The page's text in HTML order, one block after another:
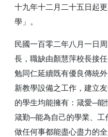
十九年十二月二十五日起
學」。
民國一百零二年八月一日
長，職缺由顏慧萍校長接
勉同仁延續既有優良傳統
新教學設備之工作，建立
的學生均能擁有：箴愛─能
箴勤─能為自己的學業、
做任何事都能盡心盡力的全